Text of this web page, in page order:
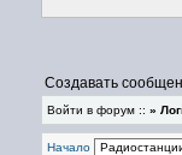
Создавать
Войти в форум :: »
Начало